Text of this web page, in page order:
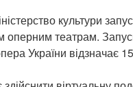
культури
оперним театрам.
України відзначає